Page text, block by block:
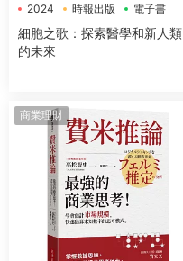
2024 時報出版 電子書
細胞之歌：探索醫學和新人類
的未來
商業理財